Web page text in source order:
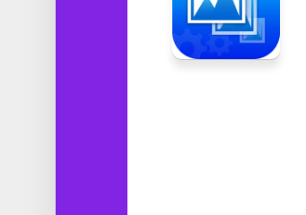
系
统
工
具